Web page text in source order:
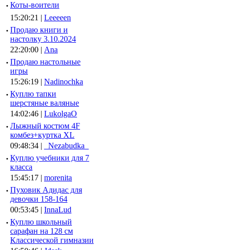
· Коты-воители
15:20:21 | Leeeeen
· Продаю книги и
настолку 3.10.2024
22:20:00 | Ana
· Продаю настольные
игры
15:26:19 | Nadinochka
· Куплю тапки
шерстяные валяные
14:02:46 | LukolgaO
· Лыжный костюм 4F
комбез+куртка XL
09:48:34 |
_Nezabudka_
· Куплю учебники для 7
класса
15:45:17 | morenita
· Пуховик Адидас для
девочки 158-164
00:53:45 | InnaLud
· Куплю школьный
сарафан на 128 см
Классической гимназии